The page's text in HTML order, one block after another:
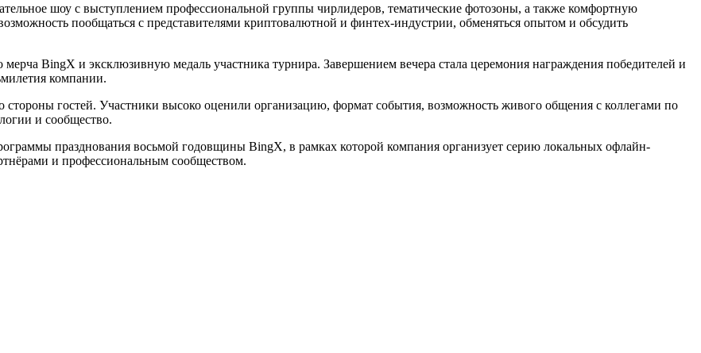
шоу с выступлением профессиональной группы чирлидеров, тематические фотозоны, а также комфортную
пообщаться с представителями криптовалютной и финтех-индустрии, обменяться опытом и обсудить
BingX и эксклюзивную медаль участника турнира. Завершением вечера стала церемония награждения победителей и
компании.
гостей. Участники высоко оценили организацию, формат события, возможность живого общения с коллегами по
и сообщество.
празднования восьмой годовщины BingX, в рамках которой компания организует серию локальных офлайн-
и профессиональным сообществом.